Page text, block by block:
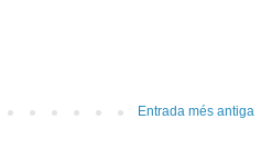
Entrada més antiga